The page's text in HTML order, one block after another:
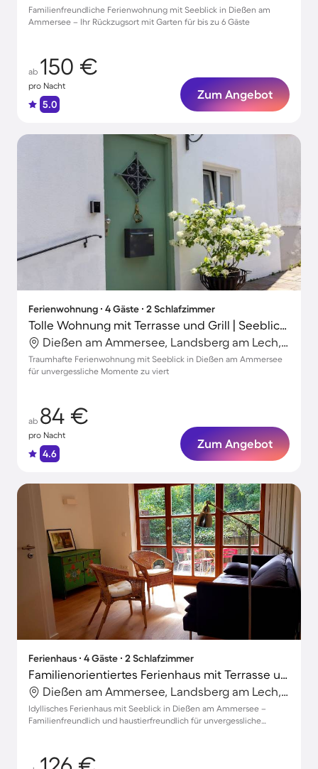
Familienfreundliche Ferienwohnung mit Seeblick in Dießen am
Ammersee – Ihr Rückzugsort mit Garten für bis zu 6 Gäste
ab 150 €
pro Nacht
5.0
Zum Angebot
Ferienwohnung ∙ 4 Gäste ∙ 2 Schlafzimmer
Tolle Wohnung mit Terrasse und Grill | Seeblick | Ideal für Homeoffice
Dießen am Ammersee, Landsberg am Lech, Deutschland
Traumhafte Ferienwohnung mit Seeblick in Dießen am Ammersee
für unvergessliche Momente zu viert
ab 84 €
pro Nacht
4.6
Zum Angebot
Ferienhaus ∙ 4 Gäste ∙ 2 Schlafzimmer
Familienorientiertes Ferienhaus mit Terrasse und Grill | Seeblick | Perfekt für die Arbeit von Zuhause | Haustiere sind willkommen
Dießen am Ammersee, Landsberg am Lech, Deutschland
Idyllisches Ferienhaus mit Seeblick in Dießen am Ammersee –
Familienfreundlich und haustierfreundlich für unvergessliche